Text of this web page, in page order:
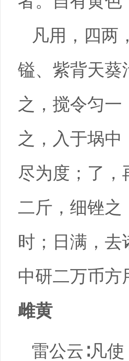
凡用，四两
镒、紫背天葵
之，搅令匀一
之，入于埚
尽为度；了，
二斤，细锉之
时；日满，去
中研二万币方
雌黄
雷公云∶凡